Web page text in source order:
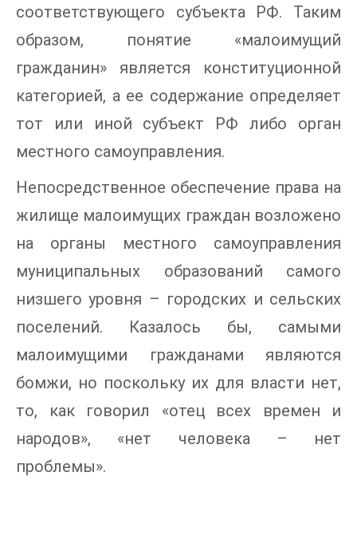
соответствующего субъекта РФ. Таким
образом, понятие «малоимущий
гражданин» является конституционной
категорией, а ее содержание определяет
тот или иной субъект РФ либо орган
местного самоуправления.
Непосредственное обеспечение права на
жилище малоимущих граждан возложено
на органы местного самоуправления
муниципальных образований самого
низшего уровня – городских и сельских
поселений. Казалось бы, самыми
малоимущими гражданами являются
бомжи, но поскольку их для власти нет,
то, как говорил «отец всех времен и
народов», «нет человека – нет
проблемы».